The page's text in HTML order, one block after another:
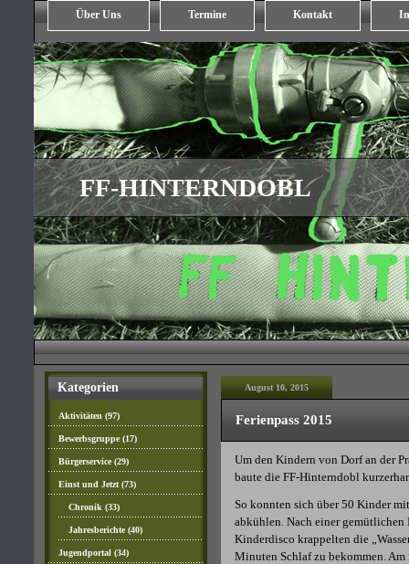
FF-HINTERNDOBL
Kontakt
Termine
Über Uns
Kategorien
Aktivitäten (97)
Bewerbsgruppe(17)
Bürgerservice(29)
Einst und Jetzt(73)
Chronik (33)
Jahresberichte(40)
Jugendportal(34)
August 10, 2015
Ferienpass 2015
Um den Kindern von Dorf an der
baute die FF-Hinterndobl
So konnten sich über 50 Kinder
abkühlen. Nach einer gemütlichen
Kinderdisco krappelten die
Minuten Schlaf zu bekommen.